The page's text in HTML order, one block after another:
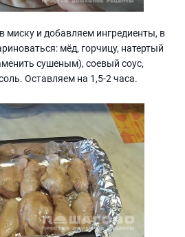
и добавляем ингредиенты, в
мёд, горчицу, натертый
сушеным), соевый соус,
Оставляем на 1,5-2 часа.